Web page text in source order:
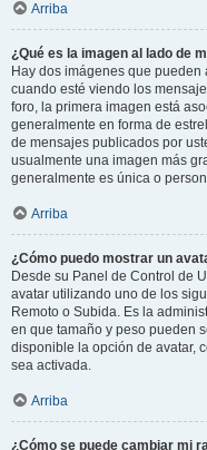
Arriba
¿Qué es la imagen al lado de
Hay dos imágenes que
cuando esté viendo los
foro, la primera imagen está
generalmente en forma de
de mensajes publicados por
usualmente una imagen más
generalmente es única o
Arriba
¿Cómo puedo mostrar un
Desde su Panel de Control de
avatar utilizando uno de los
Remoto o Subida. Es la
en que tamaño y peso pueden
disponible la opción de avatar,
sea activada.
Arriba
¿Cómo se puede cambiar mi